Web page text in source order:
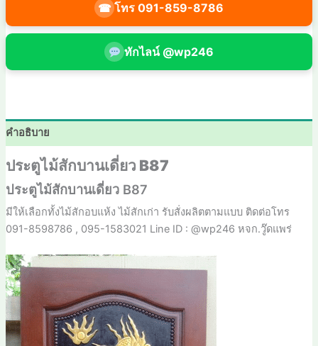
☎ โทร 091-859-8786
ทักไลน์ @wp246
คำอธิบาย
ประตูไม้สักบานเดี่ยว B87
ประตูไม้สักบานเดี่ยว B87
มีให้เลือกทั้งไม้สักอบแห้ง ไม้สักเก่า รับสั่งผลิตตามแบบ ติดต่อโทร
091-8598786 , 095-1583021 Line ID : @wp246 หจก.วู๊ดแพร่